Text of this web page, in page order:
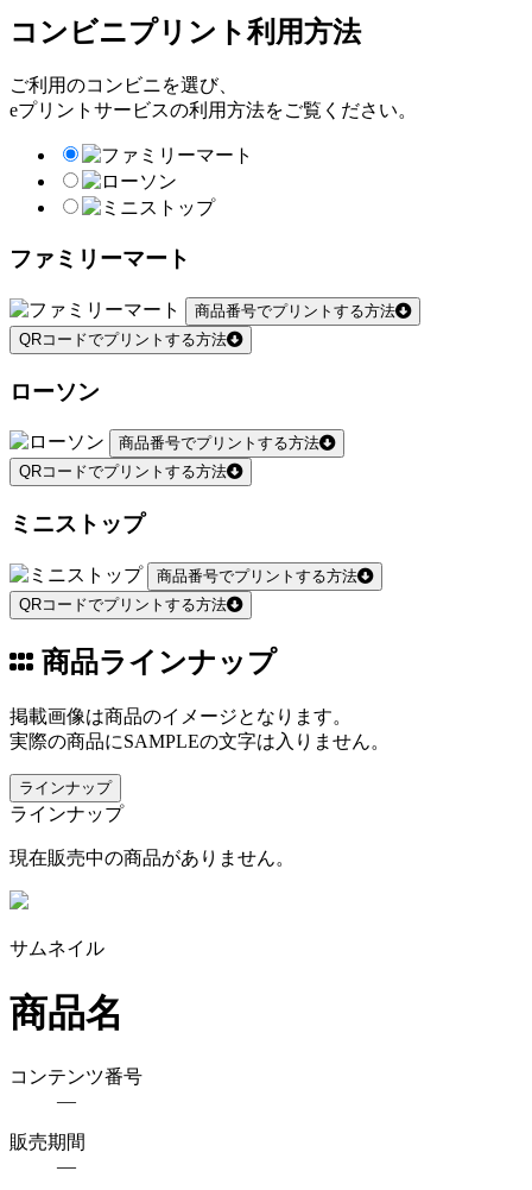
コンビニプリント利用方法
ご利用のコンビニを選び、
eプリントサービスの利用方法をご覧ください。
ファミリーマート
商品番号でプリントする方法
QRコードでプリントする方法
ローソン
商品番号でプリントする方法
QRコードでプリントする方法
ミニストップ
商品番号でプリントする方法
QRコードでプリントする方法
商品ラインナップ
掲載画像は商品のイメージとなります。
実際の商品にSAMPLEの文字は入りません。
ラインナップ
ラインナップ
現在販売中の商品がありません。
サムネイル
商品名
コンテンツ番号
―
販売期間
―